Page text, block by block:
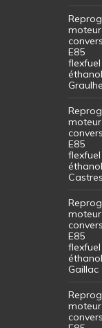
moteur
E85
flexfuel
éthanol
moteur
E85
flexfuel
éthanol
Castres
moteur
E85
flexfuel
éthanol
Gaillac
moteur